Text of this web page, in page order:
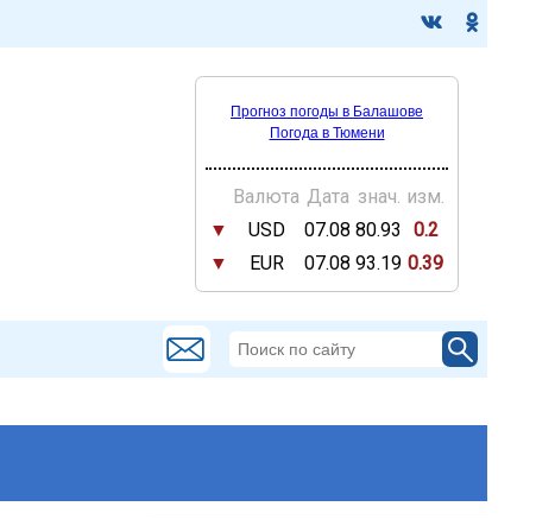
Прогноз погоды в Балашове
Погода в Тюмени
Валюта Дата знач. изм.
▼
USD 07.08 80.93
0.2
▼
EUR 07.08 93.19 0.39